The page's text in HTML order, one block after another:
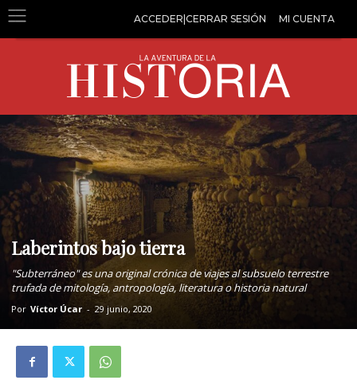
ACCEDER|CERRAR SESIÓN MI CUENTA
Laberintos bajo tierra
"Subterráneo" es una original crónica de viajes al subsuelo terrestre
trufada de mitología, antropología, literatura o historia natural
Por Víctor Úcar - 29 junio, 2020